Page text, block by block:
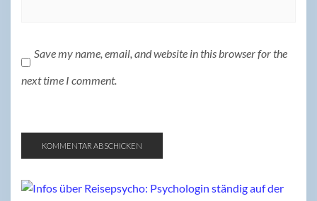
Save my name, email, and website in this browser for the
next time I comment.